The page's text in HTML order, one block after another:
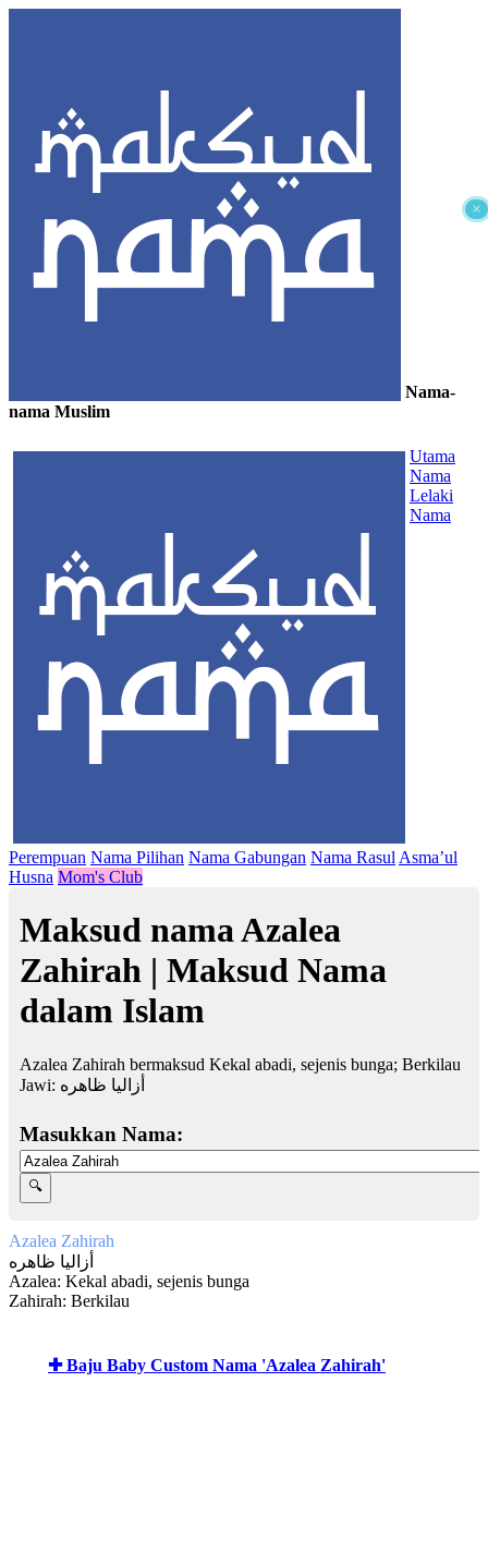
×
Nama-
nama Muslim
Utama
Nama
Lelaki
Nama
Perempuan Nama Pilihan Nama Gabungan Nama Rasul Asma’ul
Husna Mom's Club
Maksud nama Azalea
Zahirah | Maksud Nama
dalam Islam
Azalea Zahirah bermaksud Kekal abadi, sejenis bunga; Berkilau
Jawi: أزاليا ظاهره
Masukkan Nama:
Azalea Zahirah
أزاليا ظاهره
Azalea: Kekal abadi, sejenis bunga
Zahirah: Berkilau
✚ Baju Baby Custom Nama 'Azalea Zahirah'